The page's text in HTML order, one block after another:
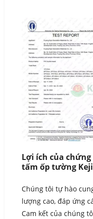
Lợi ích của chứng
tấm ốp tường
Chúng tôi tự hào
lượng cao, đáp ứng
Cam kết của chúng